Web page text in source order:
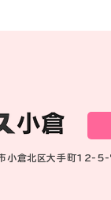
婚式を挙げ
って来ま
ったＫ子さ
小倉北区大手町12-